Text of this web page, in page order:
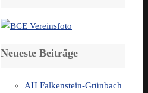
Neueste Beiträge
AH Falkenstein-Grünbach